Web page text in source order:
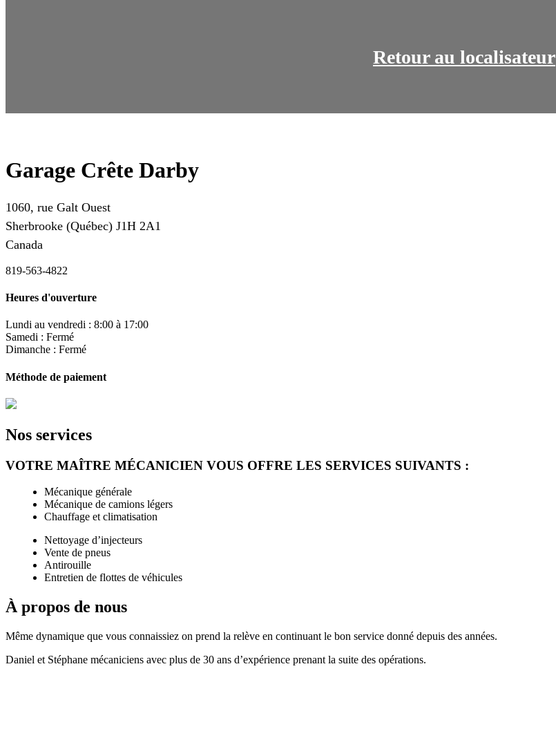
Retour au localisateur
Garage Crête Darby
1060, rue Galt Ouest
Sherbrooke (Québec) J1H 2A1
Canada
819-563-4822
Heures d'ouverture
Lundi au vendredi : 8:00 à 17:00
Samedi : Fermé
Dimanche : Fermé
Méthode de paiement
Nos services
VOTRE MAÎTRE MÉCANICIEN VOUS OFFRE LES SERVICES SUIVANTS :
Mécanique générale
Mécanique de camions légers
Chauffage et climatisation
Nettoyage d’injecteurs
Vente de pneus
Antirouille
Entretien de flottes de véhicules
À propos de nous
Même dynamique que vous connaissiez on prend la relève en continuant le bon service donné depuis des années.
Daniel et Stéphane mécaniciens avec plus de 30 ans d’expérience prenant la suite des opérations.